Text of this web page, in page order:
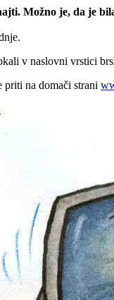
Možno je, da je
v naslovni vrstici
na domači strani